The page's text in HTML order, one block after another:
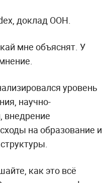
доклад ООН.
мне объяснят. У
уровень
научно-
внедрение
на образование и
как это всё